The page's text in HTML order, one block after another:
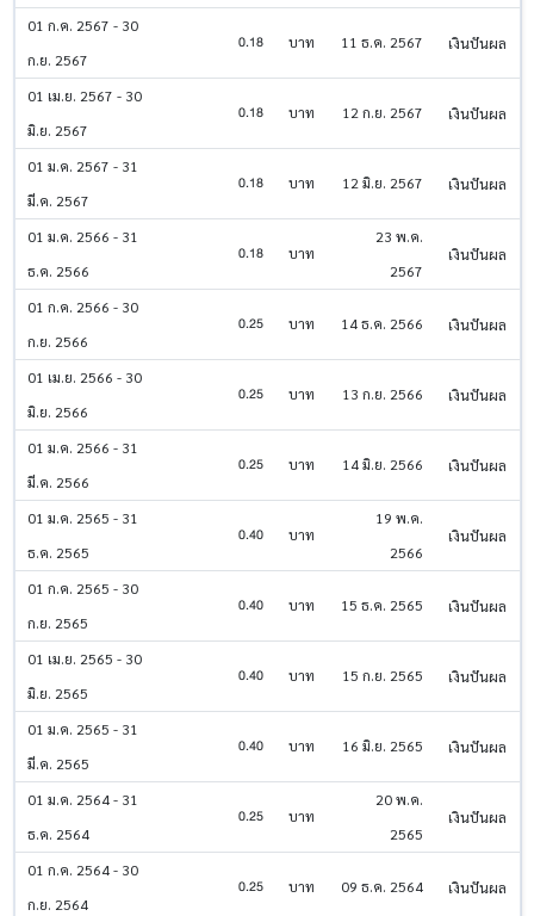
01 ก.ค. 2567 - 30
ก.ย. 2567
0.18 บาท 11 ธ.ค. 2567 เงินปันผล
01 เม.ย. 2567 - 30
มิ.ย. 2567
0.18 บาท 12 ก.ย. 2567 เงินปันผล
01 ม.ค. 2567 - 31
มี.ค. 2567
0.18 บาท 12 มิ.ย. 2567 เงินปันผล
01 ม.ค. 2566 - 31
ธ.ค. 2566
0.18 บาท
23 พ.ค.
2567
เงินปันผล
01 ก.ค. 2566 - 30
ก.ย. 2566
0.25 บาท 14 ธ.ค. 2566 เงินปันผล
01 เม.ย. 2566 - 30
มิ.ย. 2566
0.25 บาท 13 ก.ย. 2566 เงินปันผล
01 ม.ค. 2566 - 31
มี.ค. 2566
0.25 บาท 14 มิ.ย. 2566 เงินปันผล
01 ม.ค. 2565 - 31
ธ.ค. 2565
0.40 บาท
19 พ.ค.
2566
เงินปันผล
01 ก.ค. 2565 - 30
ก.ย. 2565
0.40 บาท 15 ธ.ค. 2565 เงินปันผล
01 เม.ย. 2565 - 30
มิ.ย. 2565
0.40 บาท 15 ก.ย. 2565 เงินปันผล
01 ม.ค. 2565 - 31
มี.ค. 2565
0.40 บาท 16 มิ.ย. 2565 เงินปันผล
01 ม.ค. 2564 - 31
ธ.ค. 2564
0.25 บาท
20 พ.ค.
2565
เงินปันผล
01 ก.ค. 2564 - 30
ก.ย. 2564
0.25 บาท 09 ธ.ค. 2564 เงินปันผล